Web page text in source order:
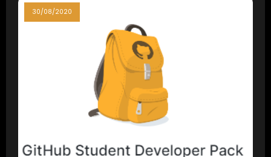
30/08/2020